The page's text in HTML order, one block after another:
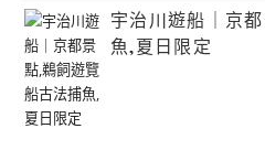
宇治川遊船｜京
魚,夏日限定